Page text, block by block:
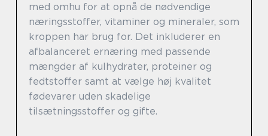
med omhu for at opnå de nødvendige
næringsstoffer, vitaminer og mineraler, som
kroppen har brug for. Det inkluderer en
afbalanceret ernæring med passende
mængder af kulhydrater, proteiner og
fedtstoffer samt at vælge høj kvalitet
fødevarer uden skadelige
tilsætningsstoffer og gifte.